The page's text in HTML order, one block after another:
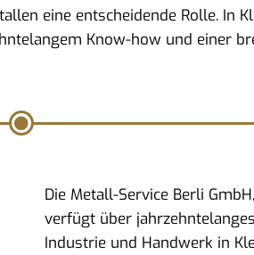
eine entscheidende Rolle. In
Know-how und einer
Die Metall-Service Berli
verfügt über
Industrie und Handwerk in